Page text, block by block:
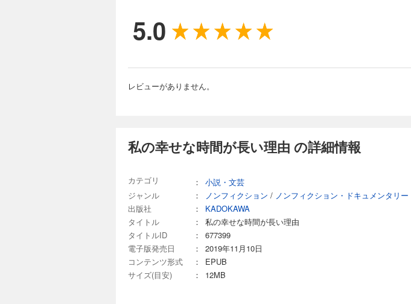
5.0
レビューがありません。
私の幸せな時間が長い理由 の詳細情報
カテゴリ ：
小説・文芸
ジャンル
： ノンフィクション / ノンフィクション・ドキュメンタリー
出版社
：
KADOKAWA
タイトル
：
私の幸せな時間が長い理由
タイトルID
：
677399
電子版発売日
：
2019年11月10日
コンテンツ形式
：
EPUB
サイズ(目安)
： 12MB